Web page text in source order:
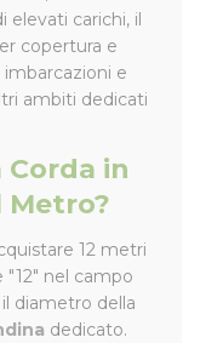
elevati carichi, il
copertura e
e
ambiti dedicati
Corda in
Metro?
12 metri
"12" nel campo
diametro della
dedicato.